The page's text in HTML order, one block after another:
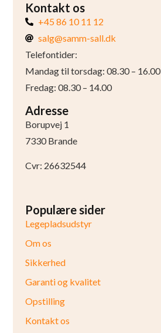
Kontakt os
+45 86 10 11 12
salg@samm-sall.dk
Telefontider:
Mandag til torsdag: 08.30 – 16.00
Fredag: 08.30 – 14.00
Adresse
Borupvej 1
7330 Brande
Cvr: 26632544
Populære sider
Legepladsudstyr
Om os
Sikkerhed
Garanti og kvalitet
Opstilling
Kontakt os